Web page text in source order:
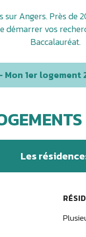
Angers. Près de
vos
Baccalauréat.
Mon 1er logement
Les